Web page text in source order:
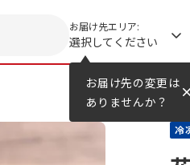
お届け先の変更は
ありませんか？
お届け先エリア:
選択してください
冷